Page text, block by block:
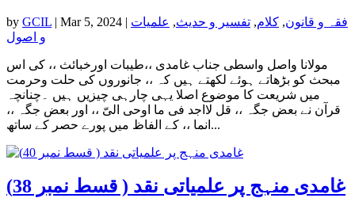
by GCIL | Mar 5, 2024 | فقہ و قانون, کلام, تفسیر و حدیث, علمیات
و اصول
مولانا واصل واسطی جناب غامدی ،،طیبات اورخبائث ،، کی اس
مبحث کو بڑھاتے ہوئے لکھتے ہیں کہ ،، جانوروں کی حلت وحرمت
میں شریعت کا موضوع اصلا یہی چارہی چیزیں ہیں ۔چنانچہ
قرآن نے بعض جگہ ،، قل لااجد فی ما اوحی الیّ ،، اور بعض جگہ ،،
انما ،، کے الفاظ میں پورے حصر کے ساتھ...
غامدی منہج پر علمیاتی نقد ( قسط نمبر 38)